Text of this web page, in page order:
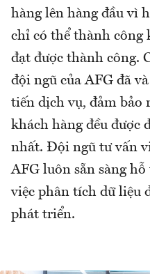
hàng lên hàng đầu vì
chỉ có thể thành công
đạt được thành công.
đội ngũ của AFG đã
tiến dịch vụ, đảm bảo
khách hàng đều được
nhất. Đội ngũ tư vấn
AFG luôn sẵn sàng
việc phân tích dữ liệu
phát triển.